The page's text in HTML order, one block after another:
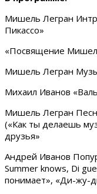
Мишель Легран
Пикассо»
«Посвящение
Мишель Легран
Михаил Иванов
Мишель Легран
(«Как ты делаешь
друзья»
Андрей Иванов
Summer knows, Di
понимает», «Ди-жу-